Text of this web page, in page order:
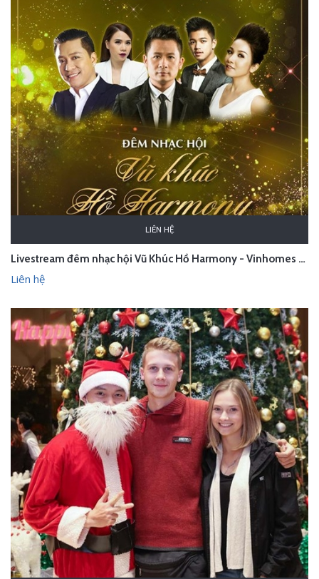
LIÊN HỆ
Livestream đêm nhạc hội Vũ Khúc Hồ Harmony - Vinhomes Riverside - Hà Nội
Liên hệ